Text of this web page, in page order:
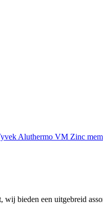
Aluthermo VM Zinc
bieden een uitgebreid